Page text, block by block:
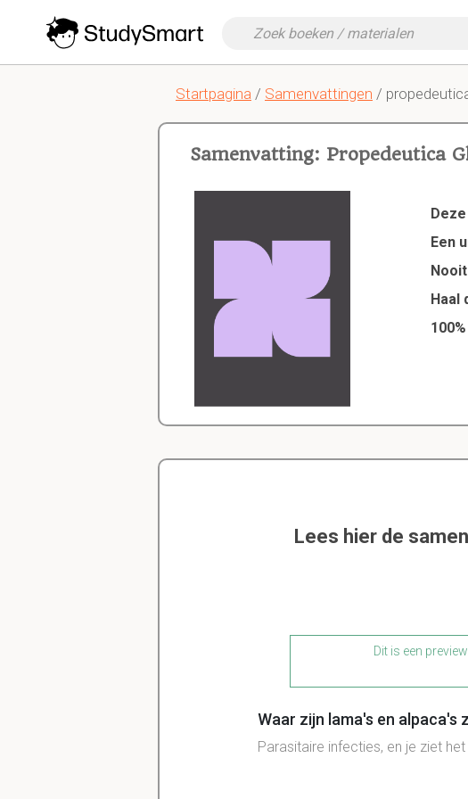
Startpagina / Samenvattingen /
Samenvatting: Propedeutica
Een
Haal
Lees hier de
Dit is een
Waar zijn lama's en alpaca's
Parasitaire infecties, en je ziet